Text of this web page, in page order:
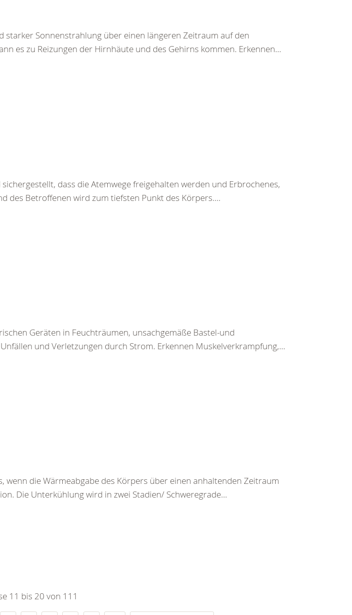
starker Sonnenstrahlung über einen längeren Zeitraum auf den
es zu Reizungen der Hirnhäute und des Gehirns kommen. Erkennen...
dass die Atemwege freigehalten werden und Erbrochenes,
des Betroffenen wird zum tiefsten Punkt des Körpers....
Geräten in Feuchträumen, unsachgemäße Bastel-und
und Verletzungen durch Strom. Erkennen Muskelverkrampfung,...
wenn die Wärmeabgabe des Körpers über einen anhaltenden Zeitraum
Die Unterkühlung wird in zwei Stadien/ Schweregrade...
11 bis 20 von 111